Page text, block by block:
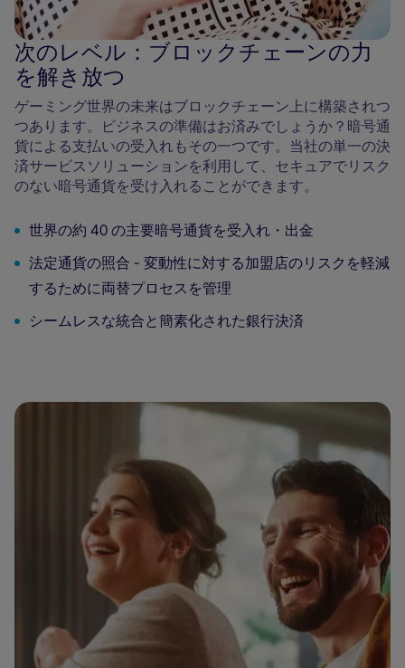
次のレベル：ブロックチェーンの力
を解き放つ
ゲーミング世界の未来はブロックチェーン上に構築されつ
つあります。ビジネスの準備はお済みでしょうか？暗号通
貨による支払いの受入れもその一つです。当社の単一の決
済サービスソリューションを利用して、セキュアでリスク
のない暗号通貨を受け入れることができます。
世界の約 40 の主要暗号通貨を受入れ・出金
法定通貨の照合 - 変動性に対する加盟店のリスクを軽減
するために両替プロセスを管理
シームレスな統合と簡素化された銀行決済